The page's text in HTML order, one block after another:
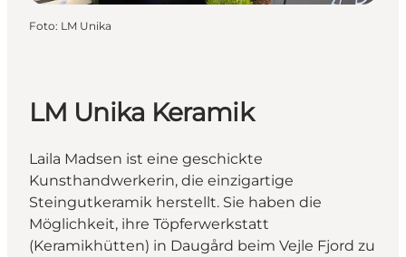
Foto: LM Unika
LM Unika Keramik
Laila Madsen ist eine geschickte
Kunsthandwerkerin, die einzigartige
Steingutkeramik herstellt. Sie haben die
Möglichkeit, ihre Töpferwerkstatt
(Keramikhütten) in Daugård beim Vejle Fjord zu